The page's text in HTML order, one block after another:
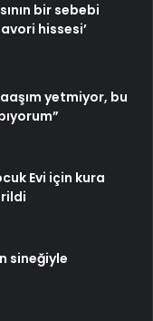
bir sebebi
hissesi’
yetmiyor, bu
Evi için kura
sineğiyle